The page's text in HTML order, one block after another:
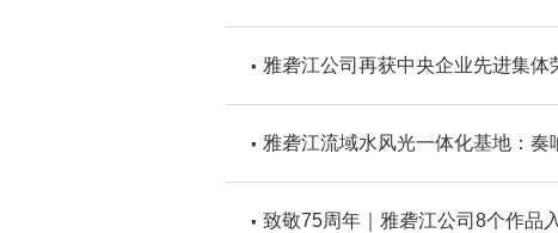
雅砻江公司再获中央企业先进集体
雅砻江流域水风光一体化基地：奏
致敬75周年｜雅砻江公司8个作品